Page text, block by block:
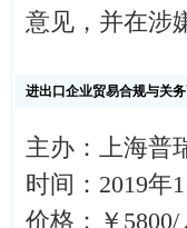
意见，并在涉
进出口企业贸易合规与关
主办：上海普
时间：2019年
价格：￥